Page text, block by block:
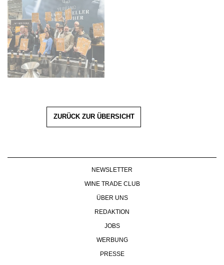
ZURÜCK ZUR ÜBERSICHT
NEWSLETTER
WINE TRADE CLUB
ÜBER UNS
REDAKTION
JOBS
WERBUNG
PRESSE